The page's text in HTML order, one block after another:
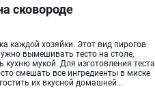
сковороде
каждой хозяйки. Этот вид пирогов
вымешивать тесто на столе,
кухню мукой. Для изготовления теста
смешать все ингредиенты в миске
их вкусной домашней...